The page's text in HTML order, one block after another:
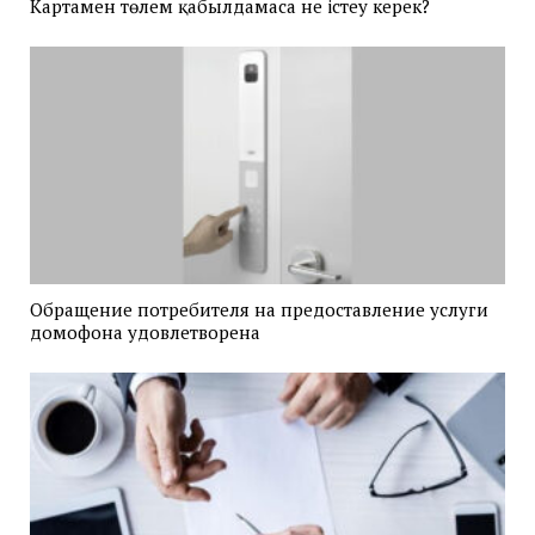
Картамен төлем қабылдамаса не істеу керек?
Обращение потребителя на предоставление услуги
домофона удовлетворена